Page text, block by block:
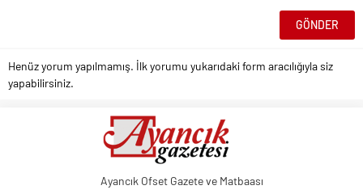
Henüz yorum yapılmamış. İlk yorumu yukarıdaki form aracılığıyla siz
yapabilirsiniz.
Ayancık Ofset Gazete ve Matbaası